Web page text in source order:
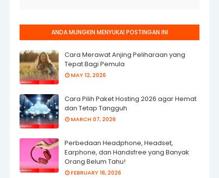
ANDA MUNGKIN MENYUKAI POSTINGAN INI
Cara Merawat Anjing Peliharaan yang
Tepat Bagi Pemula
MAY 12, 2026
Cara Pilih Paket Hosting 2026 agar Hemat
dan Tetap Tangguh
MARCH 07, 2026
Perbedaan Headphone, Headset,
Earphone, dan Handsfree yang Banyak
Orang Belum Tahu!
FEBRUARY 18, 2026